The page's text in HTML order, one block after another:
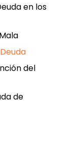
en los
del
de